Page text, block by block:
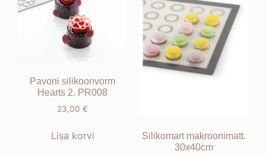
Pavoni silikoonvorm
Hearts 2. PR008
23,00 €
Lisa korvi
Silikomart makroonimatt.
30x40cm